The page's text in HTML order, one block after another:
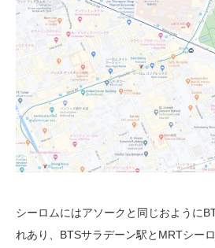
シーロムにはアソークと同じおように
れあり、BTSサラデーン駅とMRTシー